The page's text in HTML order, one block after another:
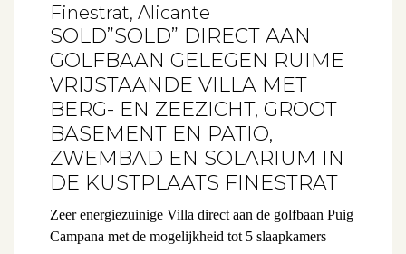
Finestrat, Alicante
SOLD”SOLD” DIRECT AAN
GOLFBAAN GELEGEN RUIME
VRIJSTAANDE VILLA MET
BERG- EN ZEEZICHT, GROOT
BASEMENT EN PATIO,
ZWEMBAD EN SOLARIUM IN
DE KUSTPLAATS FINESTRAT
Zeer energiezuinige Villa direct aan de golfbaan Puig
Campana met de mogelijkheid tot 5 slaapkamers